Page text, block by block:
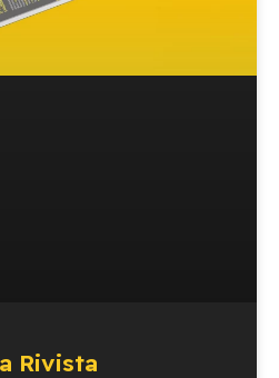
Rivista